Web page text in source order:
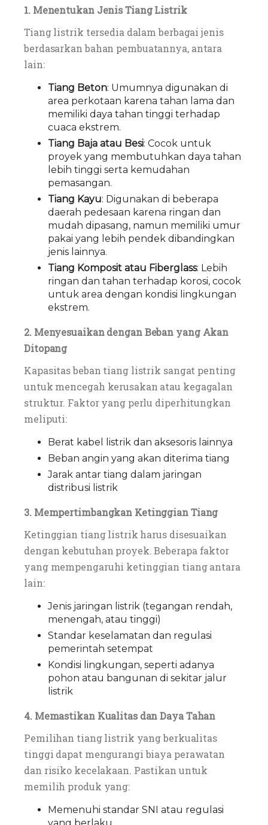
1. Menentukan Jenis Tiang Listrik
Tiang listrik tersedia dalam berbagai jenis
berdasarkan bahan pembuatannya, antara
lain:
Tiang Beton: Umumnya digunakan di
area perkotaan karena tahan lama dan
memiliki daya tahan tinggi terhadap
cuaca ekstrem.
Tiang Baja atau Besi: Cocok untuk
proyek yang membutuhkan daya tahan
lebih tinggi serta kemudahan
pemasangan.
Tiang Kayu: Digunakan di beberapa
daerah pedesaan karena ringan dan
mudah dipasang, namun memiliki umur
pakai yang lebih pendek dibandingkan
jenis lainnya.
Tiang Komposit atau Fiberglass: Lebih
ringan dan tahan terhadap korosi, cocok
untuk area dengan kondisi lingkungan
ekstrem.
2. Menyesuaikan dengan Beban yang Akan
Ditopang
Kapasitas beban tiang listrik sangat penting
untuk mencegah kerusakan atau kegagalan
struktur. Faktor yang perlu diperhitungkan
meliputi:
Berat kabel listrik dan aksesoris lainnya
Beban angin yang akan diterima tiang
Jarak antar tiang dalam jaringan
distribusi listrik
3. Mempertimbangkan Ketinggian Tiang
Ketinggian tiang listrik harus disesuaikan
dengan kebutuhan proyek. Beberapa faktor
yang mempengaruhi ketinggian tiang antara
lain:
Jenis jaringan listrik (tegangan rendah,
menengah, atau tinggi)
Standar keselamatan dan regulasi
pemerintah setempat
Kondisi lingkungan, seperti adanya
pohon atau bangunan di sekitar jalur
listrik
4. Memastikan Kualitas dan Daya Tahan
Pemilihan tiang listrik yang berkualitas
tinggi dapat mengurangi biaya perawatan
dan risiko kecelakaan. Pastikan untuk
memilih produk yang:
Memenuhi standar SNI atau regulasi